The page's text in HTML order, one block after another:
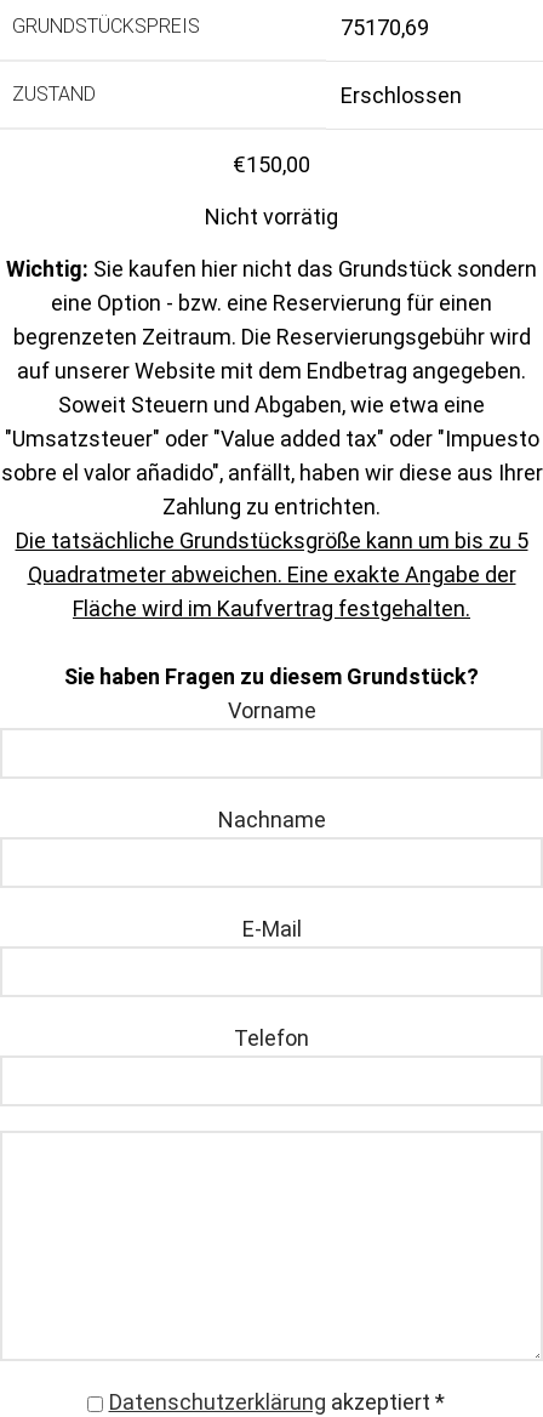
GRUNDSTÜCKSPREIS 75170,69
ZUSTAND Erschlossen
€150,00
Nicht vorrätig
Wichtig: Sie kaufen hier nicht das Grundstück sondern
eine Option - bzw. eine Reservierung für einen
begrenzeten Zeitraum. Die Reservierungsgebühr wird
auf unserer Website mit dem Endbetrag angegeben.
Soweit Steuern und Abgaben, wie etwa eine
"Umsatzsteuer" oder "Value added tax" oder "Impuesto
sobre el valor añadido", anfällt, haben wir diese aus Ihrer
Zahlung zu entrichten.
Die tatsächliche Grundstücksgröße kann um bis zu 5
Quadratmeter abweichen. Eine exakte Angabe der
Fläche wird im Kaufvertrag festgehalten.
Sie haben Fragen zu diesem Grundstück?
Vorname
Nachname
E-Mail
Telefon
Datenschutzerklärung akzeptiert *